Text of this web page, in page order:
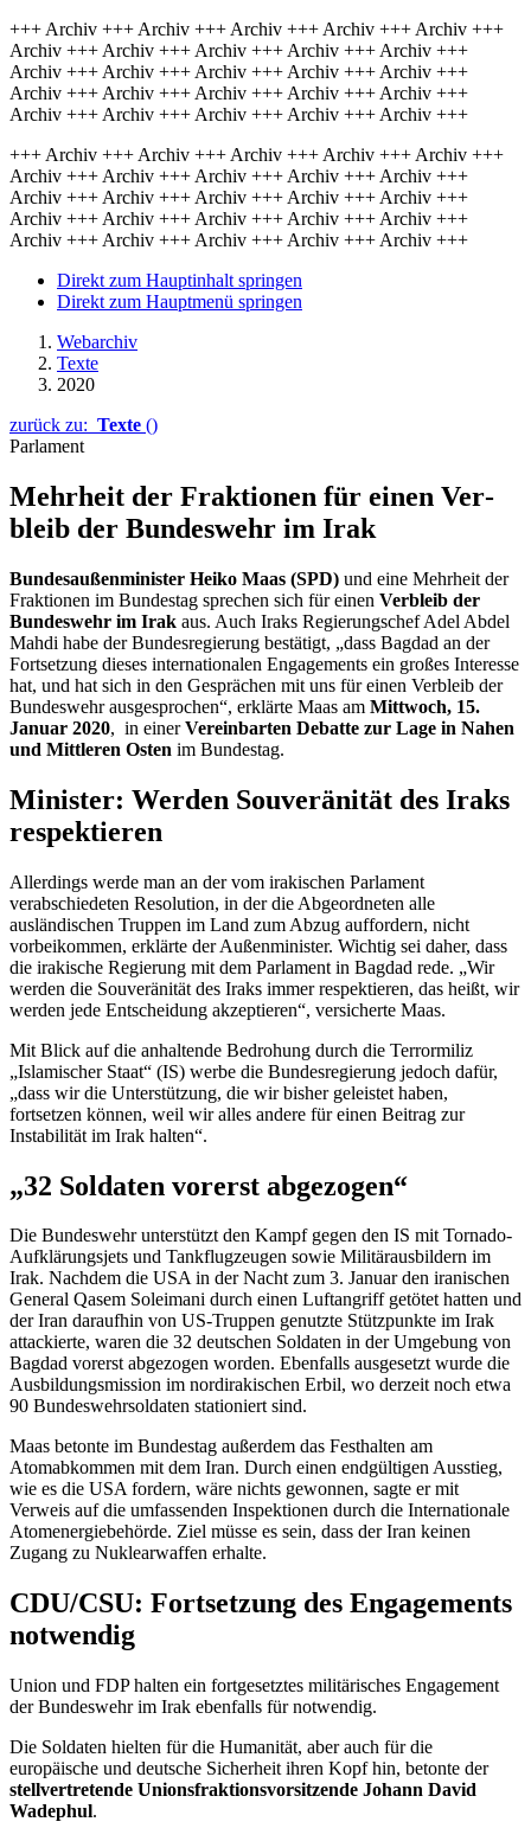
+++ Archiv +++ Archiv +++ Archiv +++ Archiv +++ Archiv +++
Archiv +++ Archiv +++ Archiv +++ Archiv +++ Archiv +++
Archiv +++ Archiv +++ Archiv +++ Archiv +++ Archiv +++
Archiv +++ Archiv +++ Archiv +++ Archiv +++ Archiv +++
Archiv +++ Archiv +++ Archiv +++ Archiv +++ Archiv +++
+++ Archiv +++ Archiv +++ Archiv +++ Archiv +++ Archiv +++
Archiv +++ Archiv +++ Archiv +++ Archiv +++ Archiv +++
Archiv +++ Archiv +++ Archiv +++ Archiv +++ Archiv +++
Archiv +++ Archiv +++ Archiv +++ Archiv +++ Archiv +++
Archiv +++ Archiv +++ Archiv +++ Archiv +++ Archiv +++
Direkt zum Hauptinhalt springen
Direkt zum Hauptmenü springen
Webarchiv
Texte
2020
zurück zu: Texte ()
Parlament
Mehrheit der Frak­tionen für einen Ver­
bleib der Bundes­wehr im Irak
Bundesaußenminister Heiko Maas (SPD) und eine Mehrheit der
Fraktionen im Bundestag sprechen sich für einen Verbleib der
Bundeswehr im Irak aus. Auch Iraks Regierungschef Adel Abdel
Mahdi habe der Bundesregierung bestätigt, „dass Bagdad an der
Fortsetzung dieses internationalen Engagements ein großes Interesse
hat, und hat sich in den Gesprächen mit uns für einen Verbleib der
Bundeswehr ausgesprochen“, erklärte Maas am Mittwoch, 15.
Januar 2020, in einerVereinbarten Debatte zur Lage in Nahen
und Mittleren Osten im Bundestag.
Minister: Werden Souveränität des Iraks
respektieren
Allerdings werde man an der vom irakischen Parlament
verabschiedeten Resolution, in der die Abgeordneten alle
ausländischen Truppen im Land zum Abzug auffordern, nicht
vorbeikommen, erklärte der Außenminister. Wichtig sei daher, dass
die irakische Regierung mit dem Parlament in Bagdad rede. „Wir
werden die Souveränität des Iraks immer respektieren, das heißt, wir
werden jede Entscheidung akzeptieren“, versicherte Maas.
Mit Blick auf die anhaltende Bedrohung durch die Terrormiliz
„Islamischer Staat“ (IS) werbe die Bundesregierung jedoch dafür,
„dass wir die Unterstützung, die wir bisher geleistet haben,
fortsetzen können, weil wir alles andere für einen Beitrag zur
Instabilität im Irak halten“.
„32 Soldaten vorerst abgezogen“
Die Bundeswehr unterstützt den Kampf gegen den IS mit Tornado-
Aufklärungsjets und Tankflugzeugen sowie Militärausbildern im
Irak. Nachdem die USA in der Nacht zum 3. Januar den iranischen
General Qasem Soleimani durch einen Luftangriff getötet hatten und
der Iran daraufhin von US-Truppen genutzte Stützpunkte im Irak
attackierte, waren die 32 deutschen Soldaten in der Umgebung von
Bagdad vorerst abgezogen worden. Ebenfalls ausgesetzt wurde die
Ausbildungsmission im nordirakischen Erbil, wo derzeit noch etwa
90 Bundeswehrsoldaten stationiert sind.
Maas betonte im Bundestag außerdem das Festhalten am
Atomabkommen mit dem Iran. Durch einen endgültigen Ausstieg,
wie es die USA fordern, wäre nichts gewonnen, sagte er mit
Verweis auf die umfassenden Inspektionen durch die Internationale
Atomenergiebehörde. Ziel müsse es sein, dass der Iran keinen
Zugang zu Nuklearwaffen erhalte.
CDU/CSU: Fortsetzung des Engagements
notwendig
Union und FDP halten ein fortgesetztes militärisches Engagement
der Bundeswehr im Irak ebenfalls für notwendig.
Die Soldaten hielten für die Humanität, aber auch für die
europäische und deutsche Sicherheit ihren Kopf hin, betonte der
stellvertretende Unionsfraktionsvorsitzende Johann David
Wadephul.